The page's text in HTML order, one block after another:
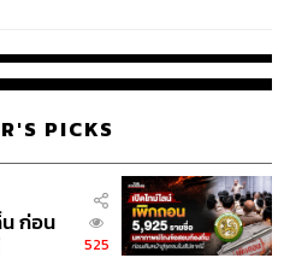
อบระบุแบรนด์
PICKS
ก่อน
525